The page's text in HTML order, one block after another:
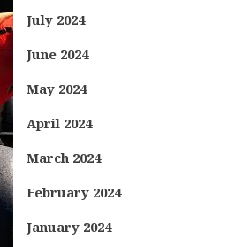
July 2024
June 2024
May 2024
April 2024
March 2024
February 2024
January 2024